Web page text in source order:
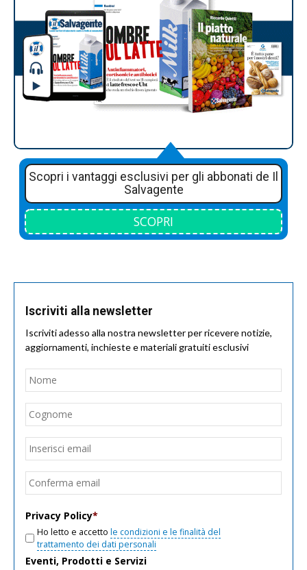
Scopri i vantaggi esclusivi per gli abbonati de Il
Salvagente
SCOPRI
Iscriviti alla newsletter
Iscriviti adesso alla nostra newsletter per ricevere notizie,
aggiornamenti, inchieste e materiali gratuiti esclusivi
Nome
Email
Privacy Policy*
Ho letto e accetto le condizioni e le finalità del
trattamento dei dati personali
Eventi, Prodotti e Servizi